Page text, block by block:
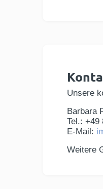
Unsere
Barbara
Tel.: +49
E-Mail:
Weitere